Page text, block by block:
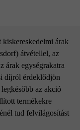
árak
átvétellel, az
árak egységrakatra
díjról érdeklődjön
az akció
termékekre
tud felvilágosítást